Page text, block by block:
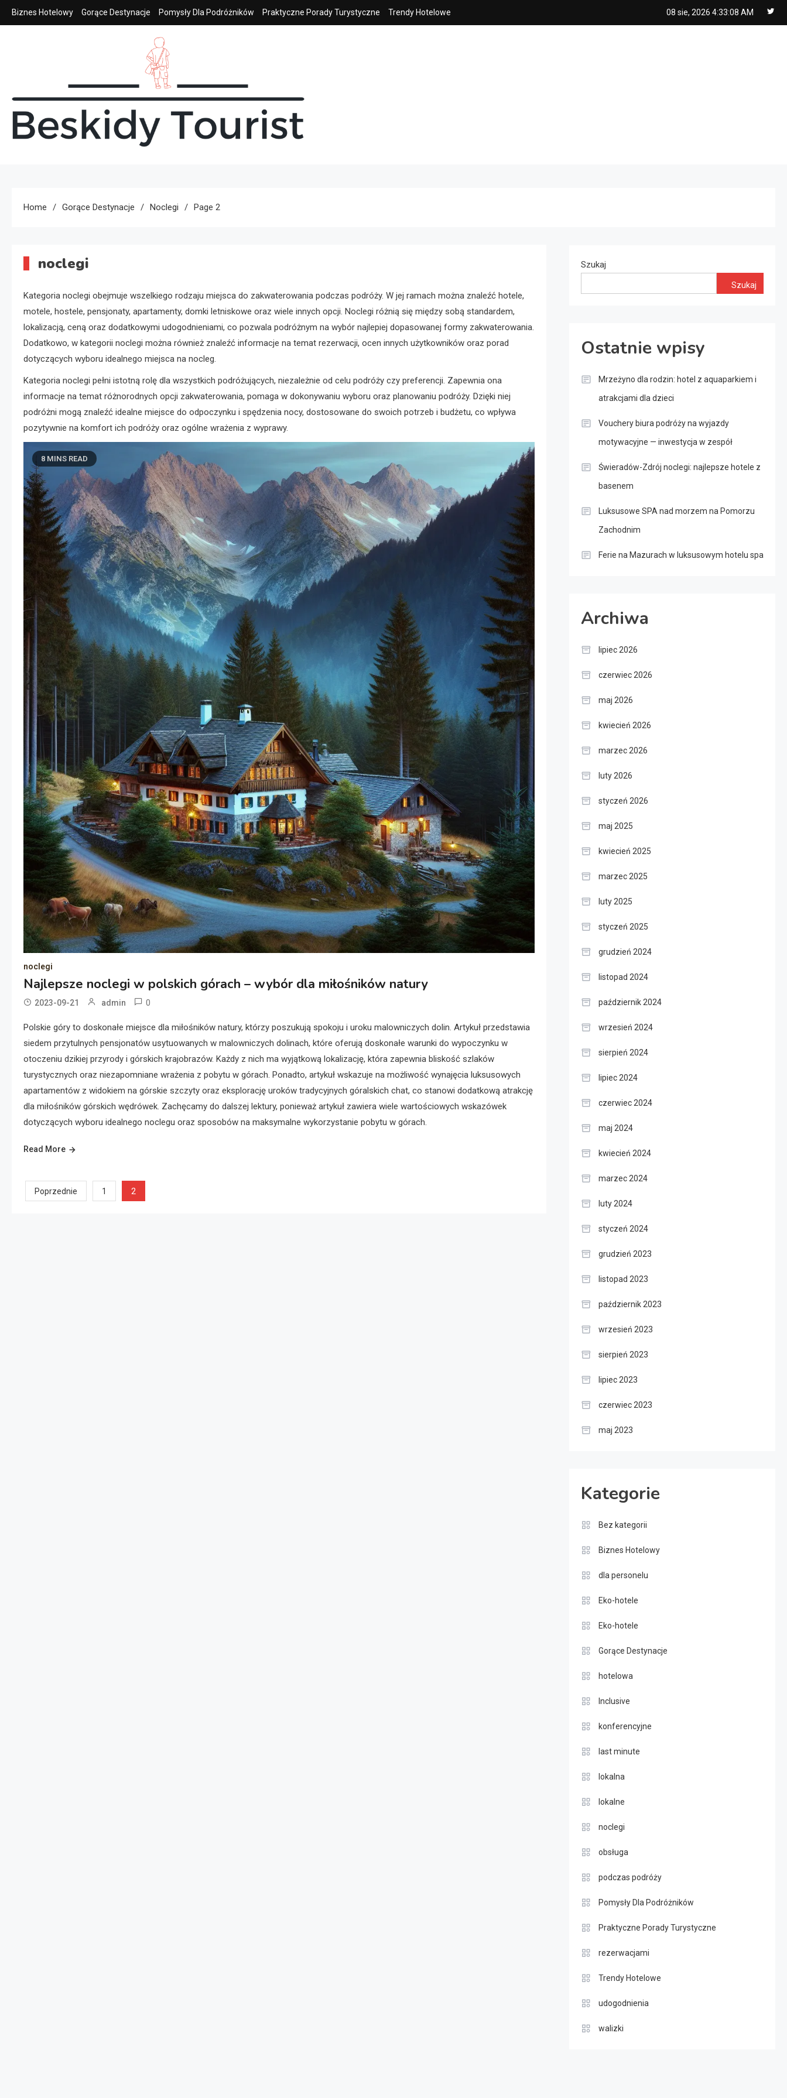
Skip
to
Biznes Hotelowy Gorące Destynacje Pomysły Dla Podróżników Praktyczne Porady Turystyczne Trendy Hotelowe 08 sie, 2026 4:33:09 AM
Home Gorące Destynacje Noclegi Page 2
noclegi
Kategoria noclegi obejmuje wszelkiego rodzaju miejsca do zakwaterowania podczas podróży. W jej ramach można znaleźć hotele,
motele, hostele, pensjonaty, apartamenty, domki letniskowe oraz wiele innych opcji. Noclegi różnią się między sobą standardem,
lokalizacją, ceną oraz dodatkowymi udogodnieniami, co pozwala podróżnym na wybór najlepiej dopasowanej formy zakwaterowania.
Dodatkowo, w kategorii noclegi można również znaleźć informacje na temat rezerwacji, ocen innych użytkowników oraz porad
dotyczących wyboru idealnego miejsca na nocleg.
Kategoria noclegi pełni istotną rolę dla wszystkich podróżujących, niezależnie od celu podróży czy preferencji. Zapewnia ona
informacje na temat różnorodnych opcji zakwaterowania, pomaga w dokonywaniu wyboru oraz planowaniu podróży. Dzięki niej
podróżni mogą znaleźć idealne miejsce do odpoczynku i spędzenia nocy, dostosowane do swoich potrzeb i budżetu, co wpływa
pozytywnie na komfort ich podróży oraz ogólne wrażenia z wyprawy.
8 MINS READ
noclegi
Najlepsze noclegi w polskich górach – wybór dla miłośników natury
2023-09-21 admin 0
Polskie góry to doskonałe miejsce dla miłośników natury, którzy poszukują spokoju i uroku malowniczych dolin. Artykuł przedstawia
siedem przytulnych pensjonatów usytuowanych w malowniczych dolinach, które oferują doskonałe warunki do wypoczynku w
otoczeniu dzikiej przyrody i górskich krajobrazów. Każdy z nich ma wyjątkową lokalizację, która zapewnia bliskość szlaków
turystycznych oraz niezapomniane wrażenia z pobytu w górach. Ponadto, artykuł wskazuje na możliwość wynajęcia luksusowych
apartamentów z widokiem na górskie szczyty oraz eksplorację uroków tradycyjnych góralskich chat, co stanowi dodatkową atrakcję
dla miłośników górskich wędrówek. Zachęcamy do dalszej lektury, ponieważ artykuł zawiera wiele wartościowych wskazówek
dotyczących wyboru idealnego noclegu oraz sposobów na maksymalne wykorzystanie pobytu w górach.
Read More
Stronicowanie
Poprzednie 1 2
Szukaj
Szukaj
Ostatnie wpisy
Mrzeżyno dla rodzin: hotel z aquaparkiem i
atrakcjami dla dzieci
Vouchery biura podróży na wyjazdy
motywacyjne — inwestycja w zespół
Świeradów-Zdrój noclegi: najlepsze hotele z
basenem
Luksusowe SPA nad morzem na Pomorzu
Zachodnim
Ferie na Mazurach w luksusowym hotelu spa
Archiwa
lipiec 2026
czerwiec 2026
maj 2026
kwiecień 2026
marzec 2026
luty 2026
styczeń 2026
maj 2025
kwiecień 2025
marzec 2025
luty 2025
styczeń 2025
grudzień 2024
listopad 2024
październik 2024
wrzesień 2024
sierpień 2024
lipiec 2024
czerwiec 2024
maj 2024
kwiecień 2024
marzec 2024
luty 2024
styczeń 2024
grudzień 2023
listopad 2023
październik 2023
wrzesień 2023
sierpień 2023
lipiec 2023
czerwiec 2023
maj 2023
Kategorie
Bez kategorii
Biznes Hotelowy
dla personelu
Eko-hotele
Eko-hotele
Gorące Destynacje
hotelowa
Inclusive
konferencyjne
last minute
lokalna
lokalne
noclegi
obsługa
podczas podróży
Pomysły Dla Podróżników
Praktyczne Porady Turystyczne
rezerwacjami
Trendy Hotelowe
udogodnienia
walizki